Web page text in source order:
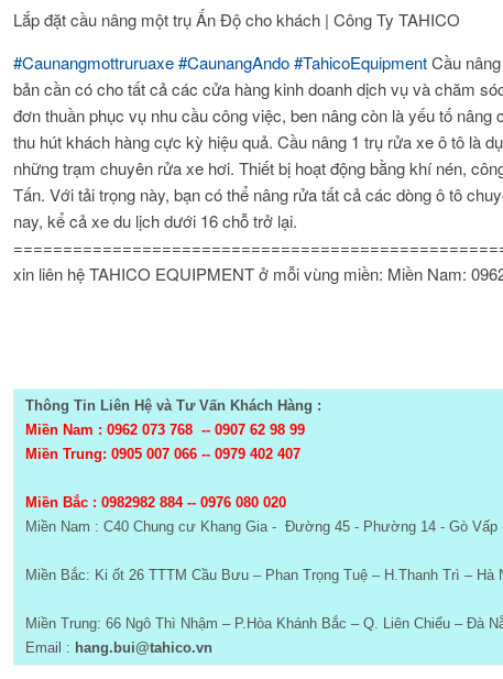
Lắp đặt cầu nâng một trụ Ấn Độ cho khách | Công Ty TAHICO
#Caunangmottruruaxe#CaunangAndo#TahicoEquipmentCầu
bản cần có cho tất cả các cửa hàng kinh doanh dịch vụ và chăm
đơn thuần phục vụ nhu cầu công việc, ben nâng còn là yếu tố nâng
thu hút khách hàng cực kỳ hiệu quả. Cầu nâng 1 trụ rửa xe ô tô là
những trạm chuyên rửa xe hơi. Thiết bị hoạt động bằng khí nén,
Tấn. Với tải trọng này, bạn có thể nâng rửa tất cả các dòng ô tô
nay, kể cả xe du lịch dưới 16 chỗ trở lại.
xin liên hệ TAHICO EQUIPMENT ở mỗi vùng miền: Miền Nam:
Thông Tin Liên Hệ và Tư Vấn Khách Hàng :
Miền Nam : 0962 073 768 -- 0907 62 98 99
Miền Trung: 0905 007 066 -- 0979 402 407
Miền Bắc : 0982982 884 -- 0976 080 020
Miền Nam : C40 Chung cư Khang Gia - Đường 45 - Phường 14 - Gò Vấp
Miền Bắc: Ki ốt 26 TTTM Cầu Bưu – Phan Trọng Tuệ – H.Thanh Trì – Hà
Miền Trung: 66 Ngô Thì Nhậm – P.Hòa Khánh Bắc – Q. Liên Chiểu – Đà
Email : hang.bui@tahico.vn